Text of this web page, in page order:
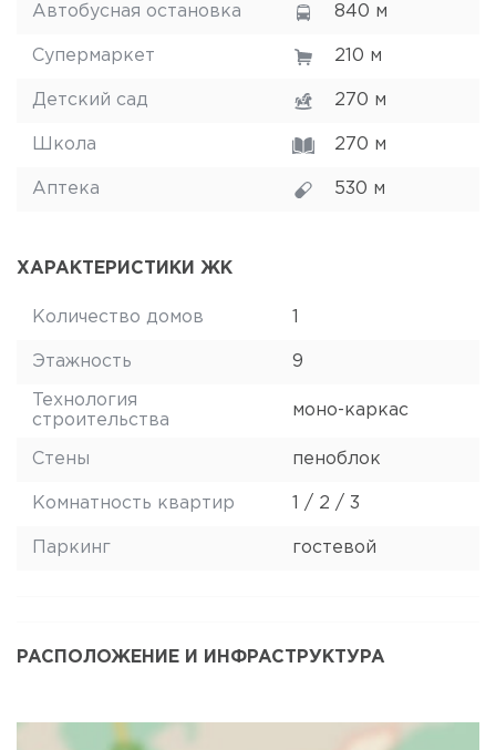
Автобусная остановка 840 м
Супермаркет 210 м
Детский сад 270 м
Школа 270 м
Аптека 530 м
ХАРАКТЕРИСТИКИ ЖК
Количество домов
Этажность 9
Технология
строительства
моно-каркас
Стены пеноблок
Комнатность квартир 1 / 2 / 3
Паркинг гостевой
РАСПОЛОЖЕНИЕ И ИНФРАСТРУКТУРА